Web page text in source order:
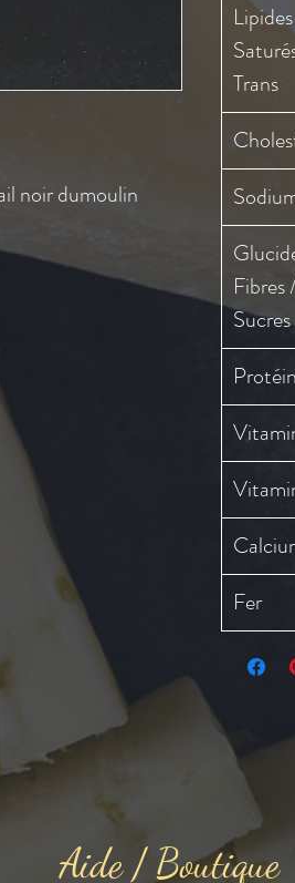
noir dumoulin
Trans
Fibres /
Sucres
Fer
Aide / Boutique